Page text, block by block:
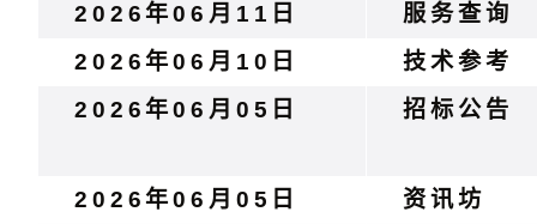
2026年06月11日
服务查询
2026年06月10日
技术参考
2026年06月05日
招标公告
2026年06月05日
资讯坊